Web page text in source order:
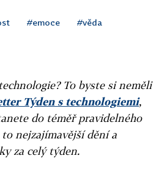
#emoce #věda
To byste si neměli
Týden s technologiemi,
do téměř pravidelného
nejzajímavější dění a
za celý týden.